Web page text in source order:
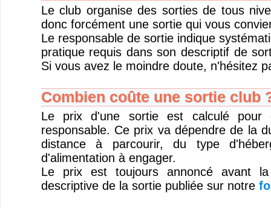
Le club organise des sorties de tous
donc forcément une sortie qui vous
Le responsable de sortie indique
pratique requis dans son descriptif de
Si vous avez le moindre doute, n'hésitez
Combien coûte une sortie club
Le prix d'une sortie est calculé pour
responsable. Ce prix va dépendre de la
distance à parcourir, du type
d'alimentation à engager.
Le prix est toujours annoncé avant
descriptive de la sortie publiée sur notre